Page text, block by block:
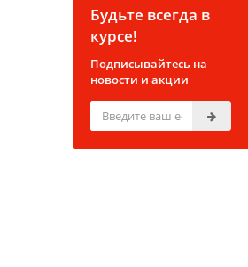
Будьте всегда в
курсе!
Подписывайтесь на
новости и акции